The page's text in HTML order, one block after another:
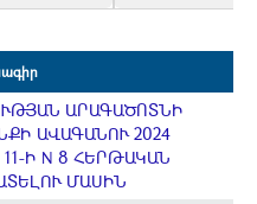
ԱՐԱԳԱԾՈՏՆԻ
ԱՎԱԳԱՆՈՒ 2024
Ի N 8 ՀԵՐԹԱԿԱՆ
ՄԱՍԻՆ